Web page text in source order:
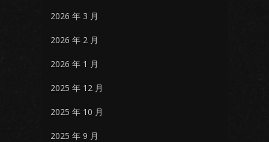
2026 年 3 月
2026 年 2 月
2026 年 1 月
2025 年 12 月
2025 年 10 月
2025 年 9 月